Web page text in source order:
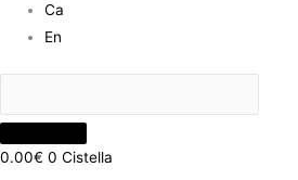
Ca
En
0.00€ 0 Cistella